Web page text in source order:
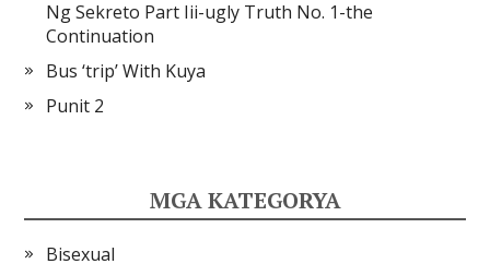
Ng Sekreto Part Iii-ugly Truth No. 1-the
Continuation
Bus ‘trip’ With Kuya
Punit 2
MGA KATEGORYA
Bisexual